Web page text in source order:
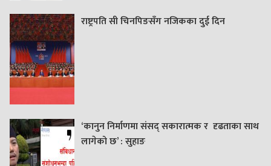
राष्ट्रपति सी चिनपिङसँग नजिकका दुई दिन
‘कानुन निर्माणमा संसद् सकारात्मक र दृढताका साथ
लागेको छ’ : सुहाङ